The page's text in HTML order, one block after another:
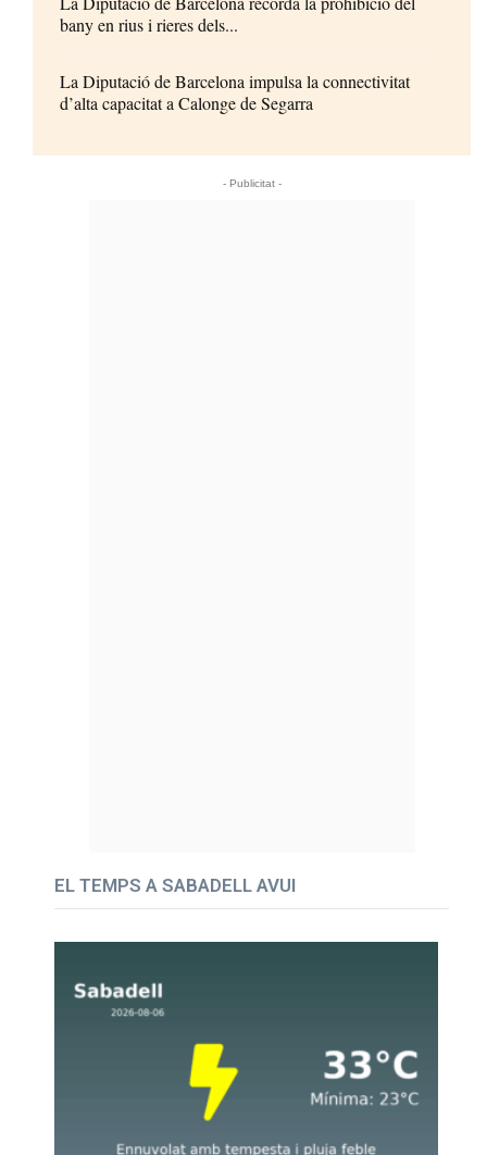
bany en rius i rieres dels...
La Diputació de Barcelona impulsa la connectivitat
d’alta capacitat a Calonge de Segarra
- Publicitat -
EL TEMPS A SABADELL AVUI